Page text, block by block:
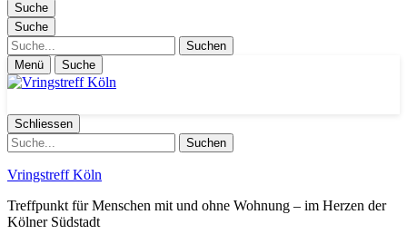
Suche
Suche
Suche
Menü Suche
Schliessen
Suche
Vringstreff Köln
Treffpunkt für Menschen mit und ohne Wohnung – im Herzen der
Kölner Südstadt